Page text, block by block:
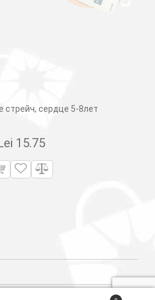
стрейч, сердце 5-8лет
15.75